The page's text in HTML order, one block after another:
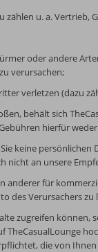
zählen u. a.
oder andere
verursachen;
verletzen (dazu
behält sich
hierfür
keine
nicht an unsere
für
des Verursachers
zugreifen
TheCasualLounge
die von